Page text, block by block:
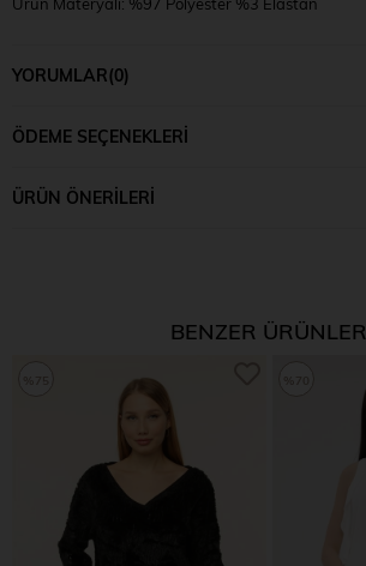
YORUMLAR(0)
ÖDEME SEÇENEKLERI
ÜRÜN ÖNERILERI
BENZER ÜRÜNLER